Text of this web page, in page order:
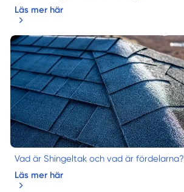
Läs mer här
Vad är Shingeltak och vad är fördelarna?
Läs mer här